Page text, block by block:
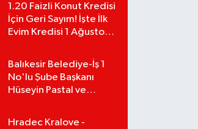
Tepki!
1.20 Faizli Konut Kredisi
İçin Geri Sayım! İşte İlk
Evim Kredisi 1 Ağustos
Hesaplama Tablosu:
Balıkesir Belediye-İş 1
No'lu Şube Başkanı
Hüseyin Pastal ve
Hradec Kralove -